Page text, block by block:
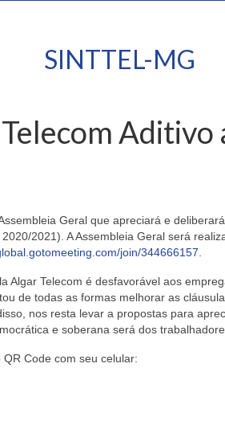
SINTTEL-MG
Aditivo
Geral que apreciará e
2021). A Assembleia Geral será
join/344666157
Algar Telecom é desfavorável aos
de todas as formas melhorar as
nos resta levar a propostas para
e soberana será dos
Code com seu celular: